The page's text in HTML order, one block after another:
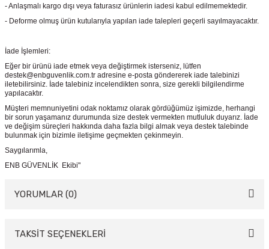
- Anlaşmalı kargo dışı veya faturasız ürünlerin iadesi kabul edilmemektedir.
- Deforme olmuş ürün kutularıyla yapılan iade talepleri geçerli sayılmayacaktır.
İade İşlemleri:
Eğer bir ürünü iade etmek veya değiştirmek isterseniz, lütfen
destek@enbguvenlik.com.tr adresine e-posta göndererek iade talebinizi
iletebilirsiniz. İade talebiniz incelendikten sonra, size gerekli bilgilendirme
yapılacaktır.
Müşteri memnuniyetini odak noktamız olarak gördüğümüz işimizde, herhangi
bir sorun yaşamanız durumunda size destek vermekten mutluluk duyarız. İade
ve değişim süreçleri hakkında daha fazla bilgi almak veya destek talebinde
bulunmak için bizimle iletişime geçmekten çekinmeyin.
Saygılarımla,
ENB GÜVENLİK Ekibi"
YORUMLAR (0)
Bu ürüne ilk yorumu siz yapın!
TAKSİT SEÇENEKLERİ